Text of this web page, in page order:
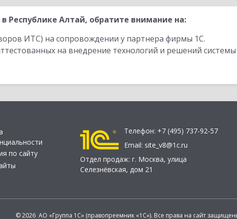
Республике Алтай, обратите внимание на:
ИТС) на сопровождении у партнера фирмы 1С.
на внедрение технологий и решений
по сайту
Телефон: +7 (495) 737-92-57
Email: site_v8@1c.ru
Отдел продаж: г. Москва, улица
Селезнёвская, дом 21
© 2026 АО «Группа 1С» (правопреемник «1С»). Все права на сайт